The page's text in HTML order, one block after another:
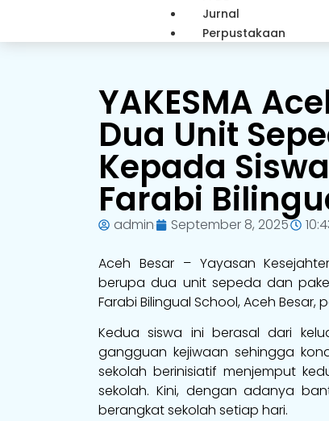
Jurnal
Perpustakaan
YAKESMA
Dua Unit
Kepada
Farabi
admin September 8, 2025
Aceh Besar – Yayasan
berupa dua unit sepeda dan
Farabi Bilingual School, Aceh Besar,
Kedua siswa ini berasal dari
gangguan kejiwaan sehingga
sekolah berinisiatif menjemput
sekolah. Kini, dengan adanya
berangkat sekolah setiap hari.